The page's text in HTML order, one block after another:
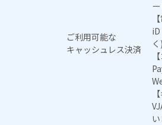
ご利用可能な
キャッシュレス決済
く)